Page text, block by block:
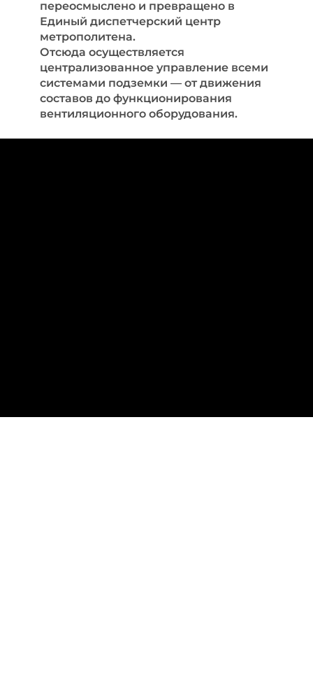
переосмыслено и превращено в
Единый диспетчерский центр
метрополитена.
Отсюда осуществляется
централизованное управление всеми
системами подземки — от движения
составов до функционирования
вентиляционного оборудования.